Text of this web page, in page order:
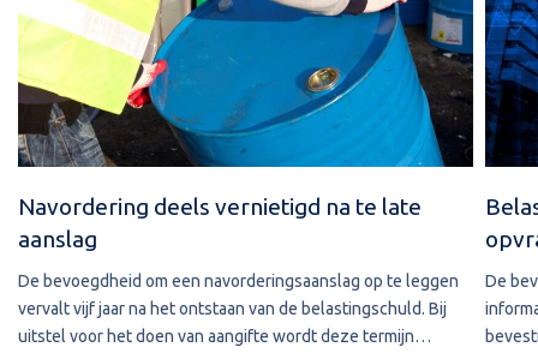
Navordering deels vernietigd na te late
aanslag
De bevoegdheid om een navorderingsaanslag op te leggen
vervalt vijf jaar na het ontstaan van de belastingschuld. Bij
uitstel voor het doen van aangifte wordt deze termijn
De